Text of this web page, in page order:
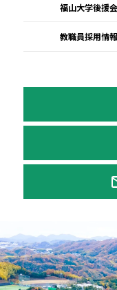
福山大学後援会
教職員採用情報